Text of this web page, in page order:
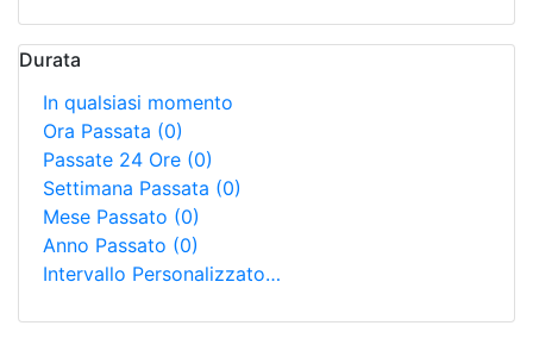
Durata
In qualsiasi momento
Ora Passata (0)
Passate 24 Ore (0)
Settimana Passata (0)
Mese Passato (0)
Anno Passato (0)
Intervallo Personalizzato…